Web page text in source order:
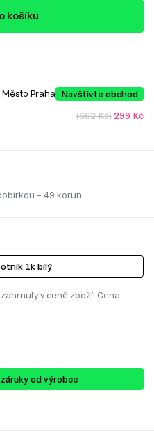
košíku
Praha Navštivte obchod
(662 Kč) 299 Kč
– 49 korun.
1k bílý
v ceně zboží. Cena
od výrobce